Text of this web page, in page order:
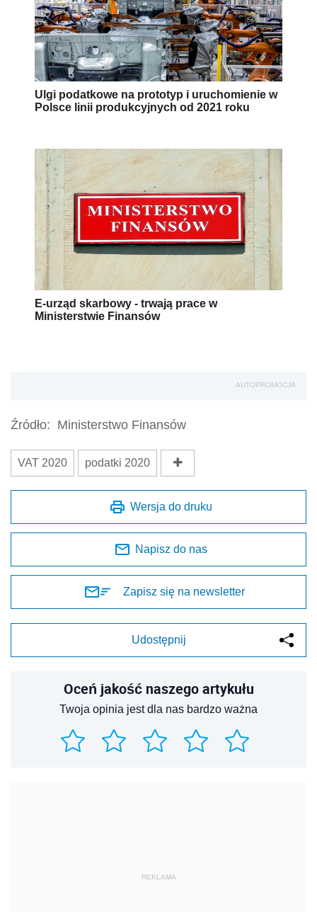
Ulgi podatkowe na prototyp i uruchomienie w
Polsce linii produkcyjnych od 2021 roku
E-urząd skarbowy - trwają prace w
Ministerstwie Finansów
AUTOPROMOCJA
Źródło: Ministerstwo Finansów
VAT 2020 podatki 2020
Wersja do druku
Napisz do nas
Zapisz się na newsletter
Udostępnij
Oceń jakość naszego artykułu
Twoja opinia jest dla nas bardzo ważna
REKLAMA